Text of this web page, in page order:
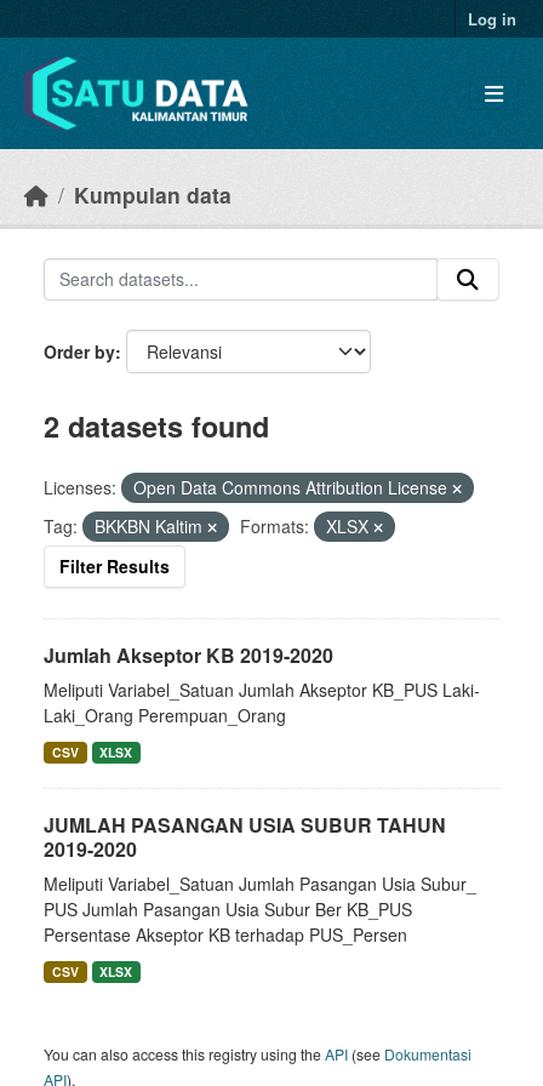
Log in
Kumpulan data
Order by
2 datasets found
Licenses:
Open Data Commons Attribution License
Tag:
BKKBN Kaltim Formats:
XLSX
Filter Results
Jumlah Akseptor KB 2019-2020
Meliputi Variabel_Satuan Jumlah Akseptor KB_PUS Laki-
Laki_Orang Perempuan_Orang
CSV XLSX
JUMLAH PASANGAN USIA SUBUR TAHUN
2019-2020
Meliputi Variabel_Satuan Jumlah Pasangan Usia Subur_
PUS Jumlah Pasangan Usia Subur Ber KB_PUS
Persentase Akseptor KB terhadap PUS_Persen
CSV XLSX
You can also access this registry using theAPI (see Dokumentasi
API).